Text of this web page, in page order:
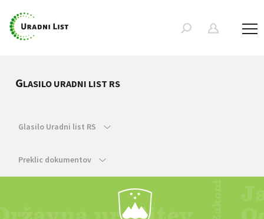
GLASILO URADNI LIST RS
Glasilo Uradni list RS
Preklic dokumentov